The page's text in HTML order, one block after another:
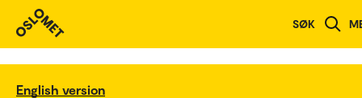
SØK
English version